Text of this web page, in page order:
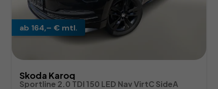
ab 164,– € mtl.
Skoda Karoq
Sportline 2.0 TDI 150 LED Nav VirtC SideA